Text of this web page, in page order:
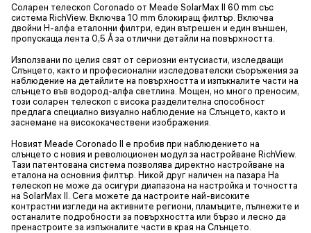
Соларен телескоп Coronado от Meade SolarMax II 60 mm със
система RichView. Включва 10 mm блокиращ филтър. Включва
двойни H-алфа еталонни филтри, един вътрешен и един външен,
пропускаща лента 0,5 Å за отлични детайли на повърхността.
Използвани по целия свят от сериозни ентусиасти, изследващи
Слънцето, както и професионални изследователски съоръжения за
наблюдение на детайлите на повърхността и изпъкналите части на
слънцето във водород-алфа светлина. Мощен, но много преносим,
този соларен телескоп с висока разделителна способност
предлага специално визуално наблюдение на Слънцето, както и
заснемане на висококачествени изображения.
Новият Meade Coronado II е пробив при наблюдението на
слънцето с новия и революционен модул за настройване RichView.
Тази патентована система позволява директно настройване на
еталона на основния филтър. Никой друг наличен на пазара Ha
телескоп не може да осигури диапазона на настройка и точността
на SolarMax II. Сега можете да настроите най-високите
контрастни изгледи на активните региони, пламъците, пълнежите и
останалите подробности за повърхността или бързо и лесно да
пренастроите за изпъкналите части в края на Слънцето.